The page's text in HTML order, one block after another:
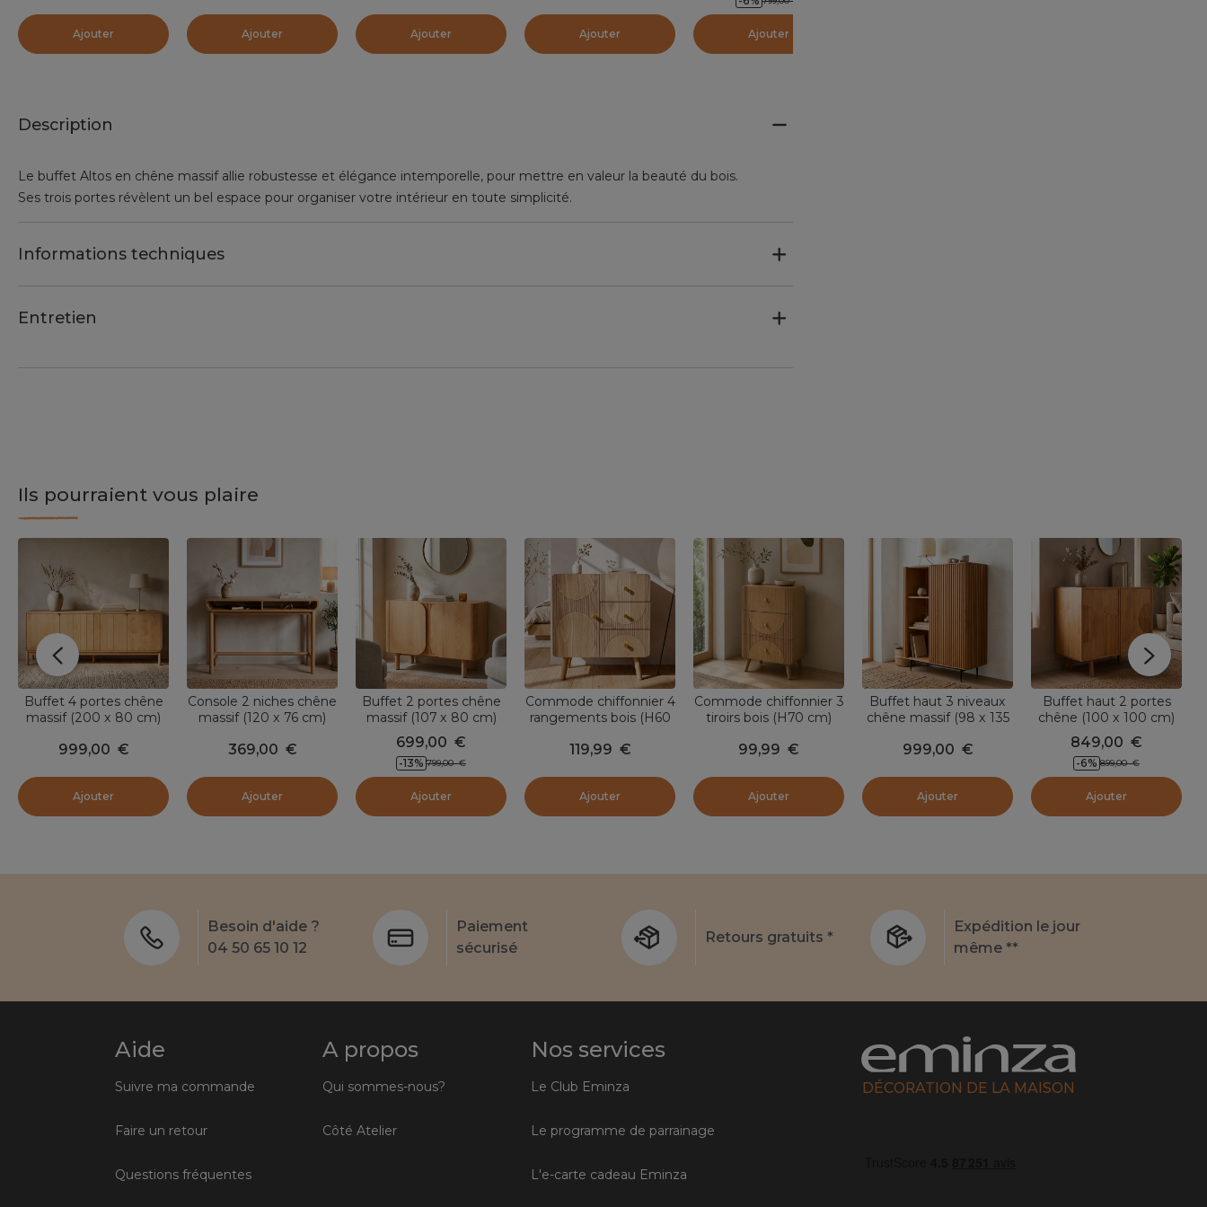
Ajouter Ajouter Ajouter Ajouter Ajouter
Description
Le buffet Altos en chêne massif allie robustesse et élégance intemporelle, pour mettre en valeur la beauté du bois.
Ses trois portes révèlent un bel espace pour organiser votre intérieur en toute simplicité.
Informations techniques
Entretien
Ils pourraient vous plaire
Buffet 4 portes chêne
massif (200 x 80 cm)
999,00 €
Ajouter
Console 2 niches chêne
massif (120 x 76 cm)
369,00 €
Ajouter
Buffet 2 portes chêne
massif (107 x 80 cm)
Oakland Naturel
699,00 €
-13% 799,00 €
Ajouter
Commode chiffonnier 4
rangements bois (H60
119,99 €
Ajouter
Commode chiffonnier 3
tiroirs bois (H70 cm)
99,99 €
Ajouter
Buffet haut 3 niveaux
chêne massif (98 x 135
999,00 €
Ajouter
Buffet haut 2 portes
chêne (100 x 100 cm)
Olys naturel
849,00 €
-6% 899,00 €
Ajouter
Besoin d'aide ?
04 50 65 10 12
Paiement
sécurisé
Retours gratuits *
Expédition le jour
même **
Aide
Suivre ma commande
Faire un retour
Questions fréquentes
A propos
Qui sommes-nous?
Côté Atelier
Nos services
Le Club Eminza
Le programme de parrainage
L'e-carte cadeau Eminza
DÉCORATION DE LA MAISON